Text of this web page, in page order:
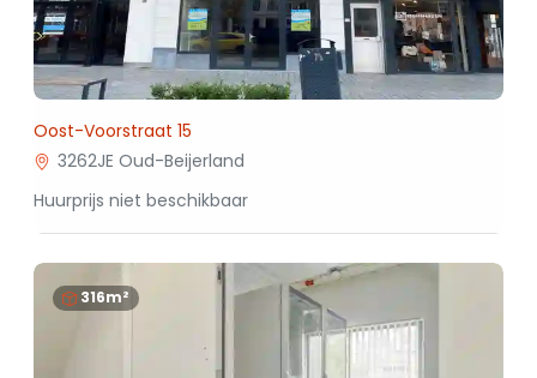
Oost-Voorstraat 15
3262JE Oud-Beijerland
Huurprijs niet beschikbaar
316m²